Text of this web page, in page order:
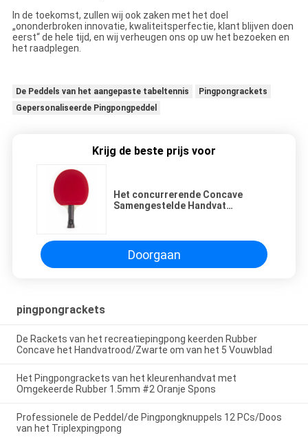
In de toekomst, zullen wij ook zaken met het doel
„ononderbroken innovatie, kwaliteitsperfectie, klant blijven doen
eerst“ de hele tijd, en wij verheugen ons op uw het bezoeken en
het raadplegen.
De Peddels van het aangepaste tabeltennis
Pingpongrackets
Gepersonaliseerde Pingpongpeddel
Krijg de beste prijs voor
Het concurrerende Concave
Samengestelde Handvat
Verbeteren van Speler
Doorgaan
pingpongrackets
De Rackets van het recreatiepingpong keerden Rubber
Concave het Handvatrood/Zwarte om van het 5 Vouwblad
Het Pingpongrackets van het kleurenhandvat met
Omgekeerde Rubber 1.5mm #2 Oranje Spons
Professionele de Peddel/de Pingpongknuppels 12 PCs/Doos
van het Triplexpingpong